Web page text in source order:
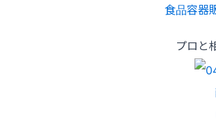
食品容器
プロと